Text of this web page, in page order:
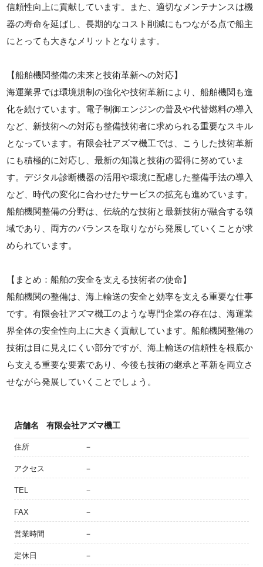
信頼性向上に貢献しています。また、適切なメンテナンスは機
器の寿命を延ばし、長期的なコスト削減にもつながる点で船主
にとっても大きなメリットとなります。
【船舶機関整備の未来と技術革新への対応】
海運業界では環境規制の強化や技術革新により、船舶機関も進
化を続けています。電子制御エンジンの普及や代替燃料の導入
など、新技術への対応も整備技術者に求められる重要なスキル
となっています。有限会社アズマ機工では、こうした技術革新
にも積極的に対応し、最新の知識と技術の習得に努めていま
す。デジタル診断機器の活用や環境に配慮した整備手法の導入
など、時代の変化に合わせたサービスの拡充も進めています。
船舶機関整備の分野は、伝統的な技術と最新技術が融合する領
域であり、両方のバランスを取りながら発展していくことが求
められています。
【まとめ：船舶の安全を支える技術者の使命】
船舶機関の整備は、海上輸送の安全と効率を支える重要な仕事
です。有限会社アズマ機工のような専門企業の存在は、海運業
界全体の安全性向上に大きく貢献しています。船舶機関整備の
技術は目に見えにくい部分ですが、海上輸送の信頼性を根底か
ら支える重要な要素であり、今後も技術の継承と革新を両立さ
せながら発展していくことでしょう。
店舗名 有限会社アズマ機工
住所 －
アクセス －
TEL －
FAX －
営業時間 －
定休日 －